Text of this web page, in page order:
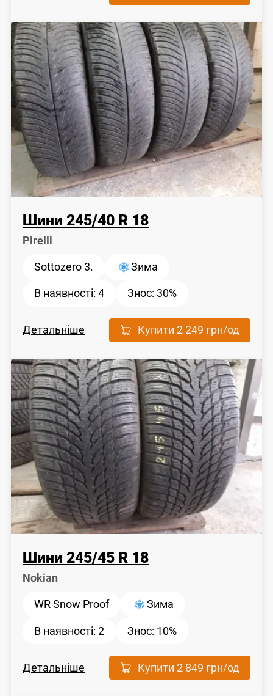
Шини 245/40 R 18
Pirelli
Sottozero 3. Зима
В наявності: 4 Знос:30%
Детальніше Купити2 249 грн/од
Шини 245/45 R 18
Nokian
WR Snow Proof Зима
В наявності: 2 Знос: 10%
Детальніше Купити2 849 грн/од